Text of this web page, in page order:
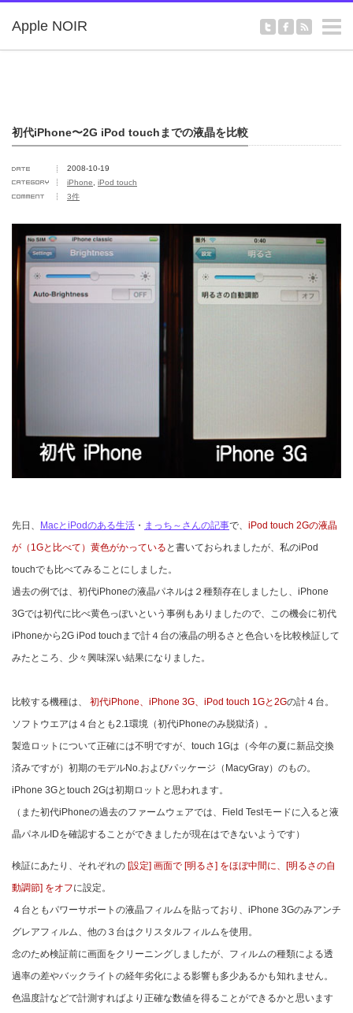
Apple NOIR
初代iPhone〜2G iPod touchまでの液晶を比較
2008-10-19
iPhone
iPod touch
3件
先日、 MacとiPodのある生活 ・ まっち～さんの記事で、 iPod touch 2Gの液晶
が（1Gと比べて）黄色がかっている と書いておられましたが、私のiPod
touchでも比べてみることにしました。
過去の例では、初代iPhoneの液晶パネルは２種類存在しましたし、iPhone
3Gでは初代に比べ黄色っぽいという事例もありましたので、この機会に初代
iPhoneから2G iPod touchまで計４台の液晶の明るさと色合いを比較検証して
みたところ、少々興味深い結果になりました。
比較する機種は、 初代iPhone、iPhone 3G、iPod touch 1Gと2Gの計４台。
ソフトウエアは４台とも2.1環境（初代iPhoneのみ脱獄済）。
製造ロットについて正確には不明ですが、touch 1Gは（今年の夏に新品交換
済みですが）初期のモデルNo.およびパッケージ（MacyGray）のもの。
iPhone 3Gとtouch 2Gは初期ロットと思われます。
（また初代iPhoneの過去のファームウェアでは、Field Testモードに入ると液
晶パネルIDを確認することができましたが現在はできないようです）
検証にあたり、それぞれの [設定] 画面で [明るさ] をほぼ中間に、[明るさの自
動調節] をオフに設定。
４台ともパワーサポートの液晶フィルムを貼っており、iPhone 3Gのみアンチ
グレアフィルム、他の３台はクリスタルフィルムを使用。
念のため検証前に画面をクリーニングしましたが、フィルムの種類による透
過率の差やバックライトの経年劣化による影響も多少あるかも知れません。
色温度計などで計測すればより正確な数値を得ることができるかと思います